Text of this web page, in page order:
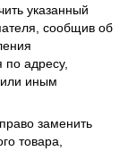
указанный
сообщив об
по адресу,
или иным
заменить
товара,